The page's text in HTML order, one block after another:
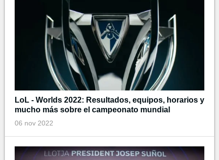
LoL - Worlds 2022: Resultados, equipos, horarios y
mucho más sobre el campeonato mundial
06 nov 2022